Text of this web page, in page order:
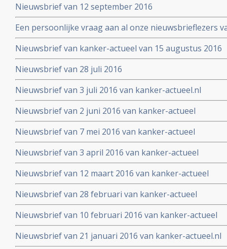
Nieuwsbrief van 12 september 2016
Een persoonlijke vraag aan al onze nieuwsbrieflezers
Nieuwsbrief van kanker-actueel van 15 augustus 2016
Nieuwsbrief van 28 juli 2016
Nieuwsbrief van 3 juli 2016 van kanker-actueel.nl
Nieuwsbrief van 2 juni 2016 van kanker-actueel
Nieuwsbrief van 7 mei 2016 van kanker-actueel
Nieuwsbrief van 3 april 2016 van kanker-actueel
Nieuwsbrief van 12 maart 2016 van kanker-actueel
Nieuwsbrief van 28 februari van kanker-actueel
Nieuwsbrief van 10 februari 2016 van kanker-actueel
Nieuwsbrief van 21 januari 2016 van kanker-actueel.nl